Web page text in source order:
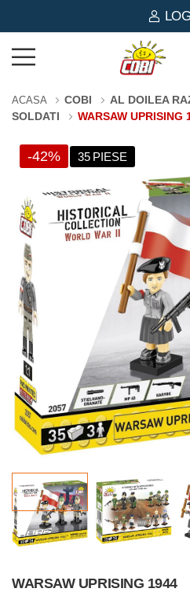
ACASA COBI
AL DOILEA
SOLDATI
WARSAW UPRISING
-42% 35 PIESE
WARSAW UPRISING 1944